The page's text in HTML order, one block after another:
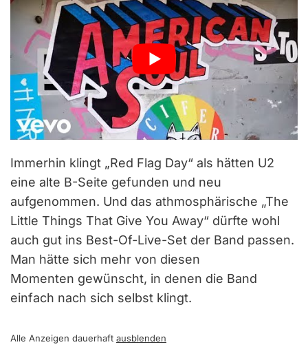
Immerhin klingt „Red Flag Day“ als hätten U2
eine alte B-Seite gefunden und neu
aufgenommen. Und das athmosphärische „The
Little Things That Give You Away“ dürfte wohl
auch gut ins Best-Of-Live-Set der Band passen.
Man hätte sich mehr von diesen
Momenten gewünscht, in denen die Band
einfach nach sich selbst klingt.
Alle Anzeigen dauerhaft ausblenden